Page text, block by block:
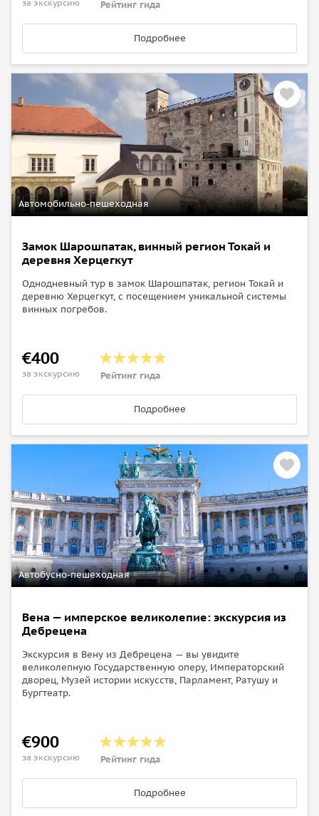
за экскурсию Рейтинг гида
Подробнее
Автомобильно-пешеходная
Замок Шарошпатак, винный регион Токай и
деревня Херцегкут
Однодневный тур в замок Шарошпатак, регион Токай и
деревню Херцегкут, с посещением уникальной системы
винных погребов.
€400
за экскурсию Рейтинг гида
Подробнее
Автобусно-пешеходная
Вена — имперское великолепие: экскурсия из
Дебрецена
Экскурсия в Вену из Дебрецена — вы увидите
великолепную Государственную оперу, Императорский
дворец, Музей истории искусств, Парламент, Ратушу и
Бургтеатр.
€900
за экскурсию Рейтинг гида
Подробнее